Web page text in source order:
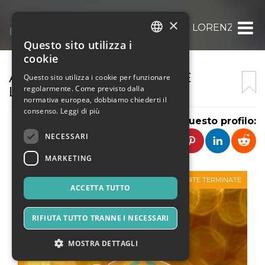
ASSOCIAZIONE CULTURALE LORENZO
ASSOCIAZIONE CULTURALE
LORENZO PEROSI
Condividi questo profilo:
VENDITE TERMINATE
×
Questo sito utilizza i
cookie
Questo sito utilizza i cookie per funzionare
regolarmente. Come previsto dalla
normativa europea, dobbiamo chiederti il
consenso. Leggi di più
NECESSARI
MARKETING
ACCETTA TUTTO
RIFIUTA TUTTO TRANNE I NECESSARI
MOSTRA DETTAGLI